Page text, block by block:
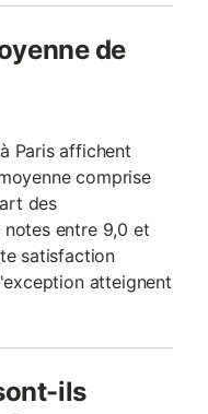
de
Paris affichent
comprise
des
entre 9,0 et
satisfaction
atteignent
ils